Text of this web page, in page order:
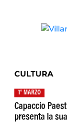
CULTURA
1° MARZO
Capaccio
presenta la